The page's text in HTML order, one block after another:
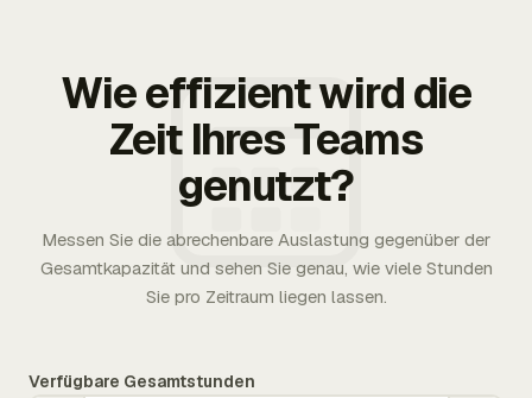
Wie effizient wird die
Zeit Ihres Teams
genutzt?
Messen Sie die abrechenbare Auslastung gegenüber der
Gesamtkapazität und sehen Sie genau, wie viele Stunden
Sie pro Zeitraum liegen lassen.
Verfügbare Gesamtstunden